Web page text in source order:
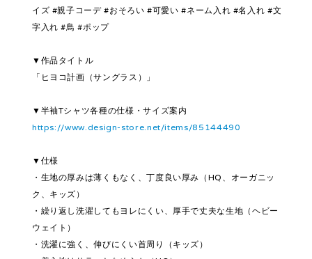
イズ #親子コーデ #おそろい #可愛い #ネーム入れ #名入れ #文
字入れ #鳥 #ポップ
▼作品タイトル
「ヒヨコ計画（サングラス）」
▼半袖Tシャツ各種の仕様・サイズ案内
https://www.design-store.net/items/85144490
▼仕様
・生地の厚みは薄くもなく、丁度良い厚み（HQ、オーガニッ
ク、キッズ）
・繰り返し洗濯してもヨレにくい、厚手で丈夫な生地（ヘビー
ウェイト）
・洗濯に強く、伸びにくい首周り（キッズ）